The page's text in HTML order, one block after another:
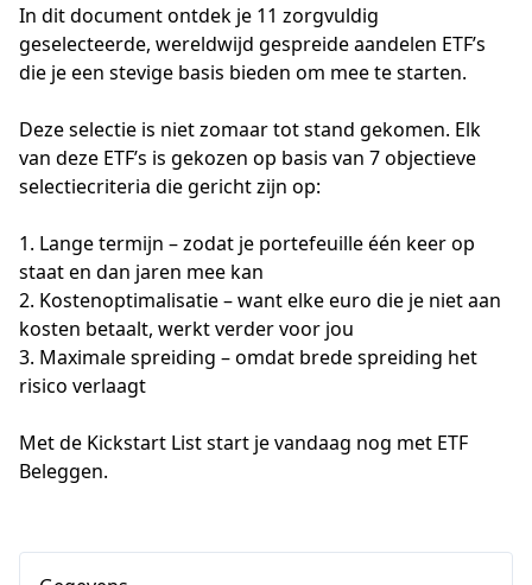
In dit document ontdek je 11 zorgvuldig
geselecteerde, wereldwijd gespreide aandelen ETF’s
die je een stevige basis bieden om mee te starten.
Deze selectie is niet zomaar tot stand gekomen. Elk
van deze ETF’s is gekozen op basis van 7 objectieve
selectiecriteria die gericht zijn op:
1. Lange termijn – zodat je portefeuille één keer op
staat en dan jaren mee kan
2. Kostenoptimalisatie – want elke euro die je niet aan
kosten betaalt, werkt verder voor jou
3. Maximale spreiding – omdat brede spreiding het
risico verlaagt
Met de Kickstart List start je vandaag nog met ETF
Beleggen.